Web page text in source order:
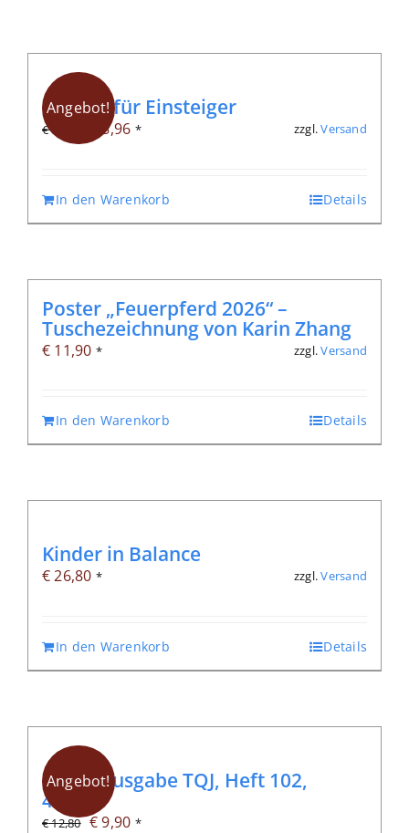
Angebot!
Qigong für Einsteiger
€12,80
Ursprünglicher
€ 12,80
8,96Aktueller
€ 8,96.
* zzgl.Versand
In den Warenkorb Details
Poster „Feuerpferd 2026“ –
Tuschezeichnung von Karin Zhang
€ 11,90 * zzgl.Versand
In den Warenkorb Details
Kinder in Balance
€26,80 * zzgl.Versand
In den Warenkorb Details
Angebot!
Digitalausgabe TQJ, Heft 102,
4/2025
€12,80 Ursprünglicher
€9,90Aktueller
*